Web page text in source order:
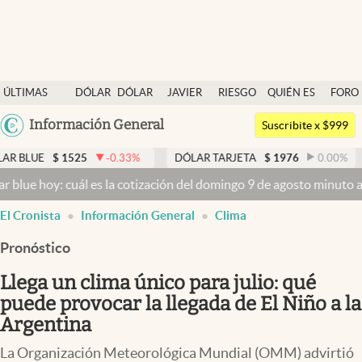
ÚLTIMAS
NOTICIAS
DÓLAR
DÓLAR
JAVIER
RIESGO
QUIÉN ES
QUIÉN
FORO
Argentina
México
Información General
Dólar
Members
Economía y Política
Finanzas y Mercados
Mercados Online
Negocios
Columnistas
Otras secciones
Suscribite x $999
-0.33% DÓLAR TARJETA $ 1976 0.00 % DÓLAR
es la cotización del domingo 9 de agosto minuto a minuto
El Cronista Información General Clima
Pronóstico
Llega un clima único para julio: qué
puede provocar la llegada de El Niño a la
Argentina
La Organización Meteorológica Mundial (OMM) advirtió